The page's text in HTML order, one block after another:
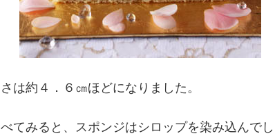
は約４．６㎝ほどになりました。
てみると、スポンジはシロップを染み込んで